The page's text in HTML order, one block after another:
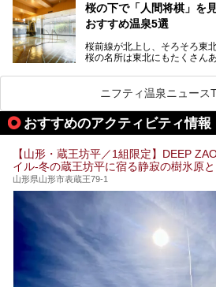
こだわりを持つ施設も増えて
今回はそんな今話題のサウナ
ススメ温泉・銭湯・スパを10
桜の下で「人間将棋」を
おすすめ温泉5選
桜前線が北上し、そろそろ東
桜の名所は東北にもたくさん
舞鶴山の山頂まで軽いハイキ
なんと「人間将棋」が行われ
「人間将棋」とは昭和31年か
われている一大イベントで、
人気漫画「３月のライオン」
が描かれ、「坊」こと二海堂
りに、思わず吹き出してしま
2017年は4月22日（土）・23
将棋終了後、小学生以上の一
とができます。
天童市には温泉も多数あるの
っくり温泉に浸かってはいか
ニフティ温泉ニュース
おすすめのアクティビティ情報
【山形・蔵王坊平／1組限定】DEEP
イル-冬の蔵王坊平に宿る静寂の樹氷原
山形県山形市表蔵王79-1